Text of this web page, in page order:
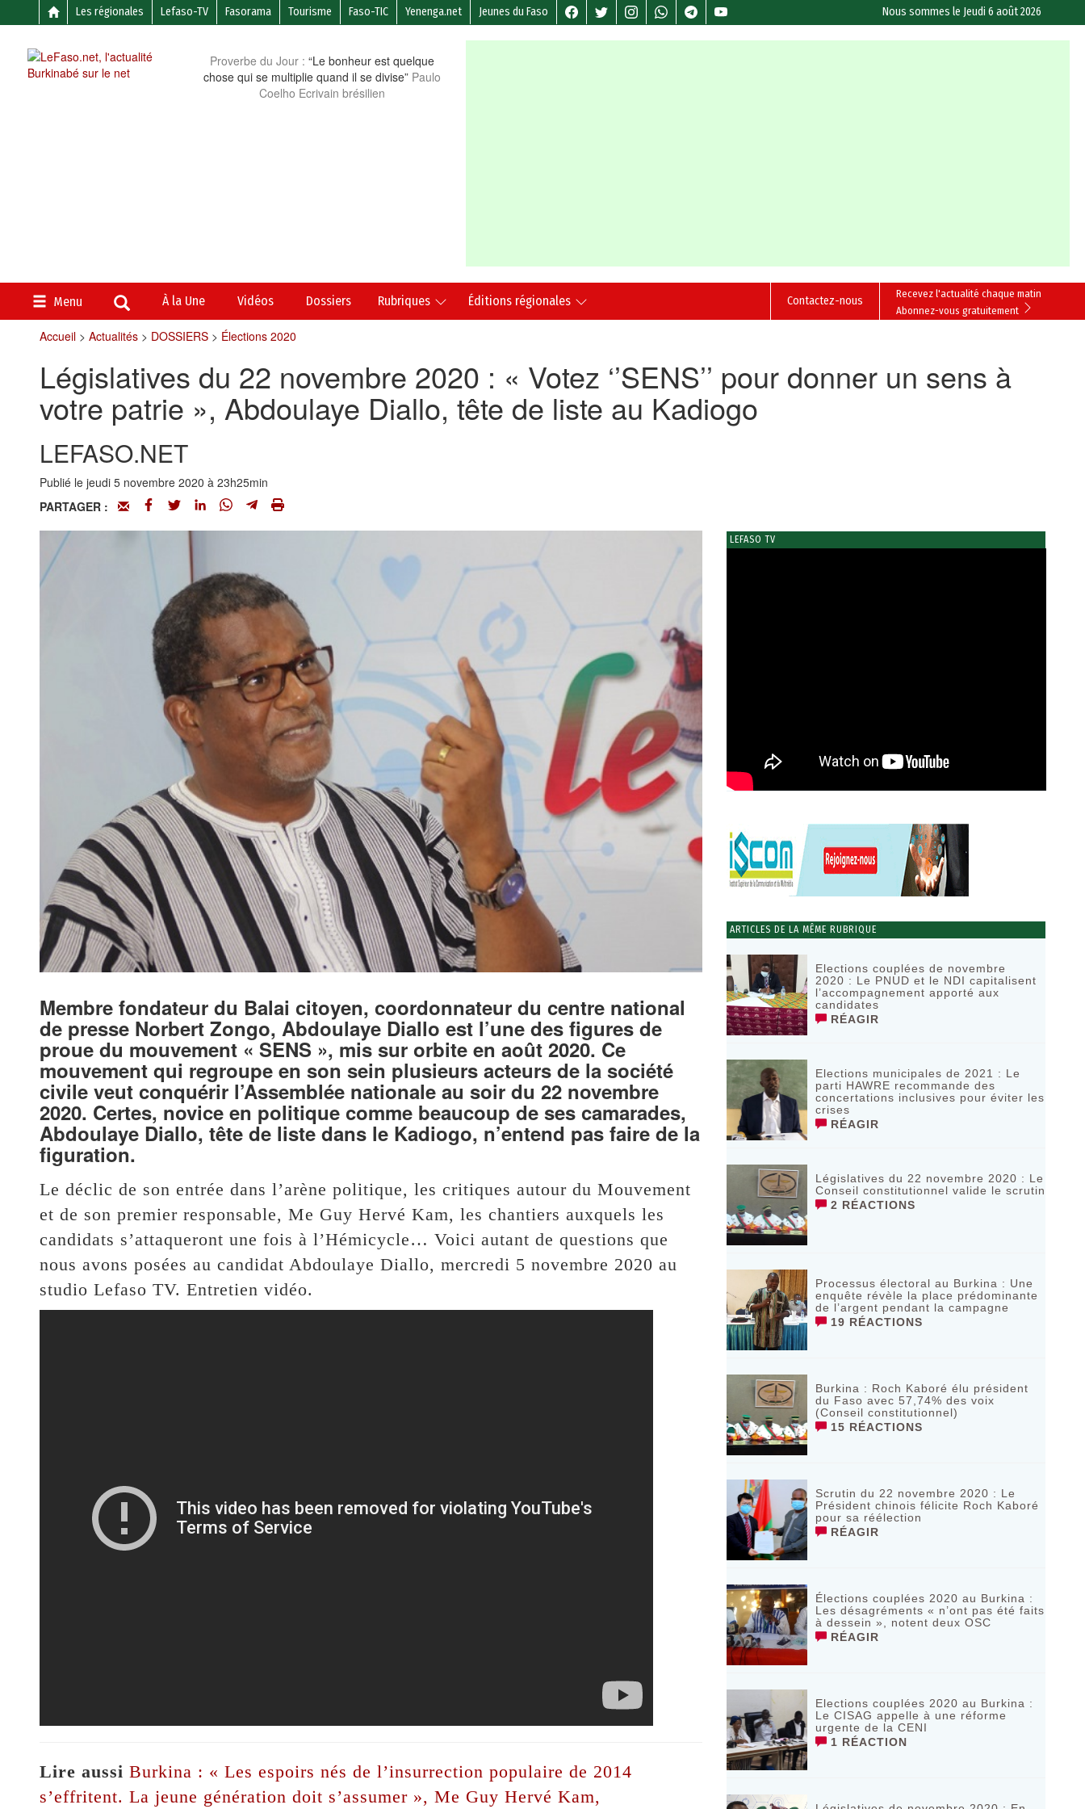
Les régionales Lefaso-TV Fasorama Tourisme Faso-TIC Yenenga.net Jeunes du Faso Nous sommes le Jeudi 6 août 2026
Proverbe du Jour : “Le bonheur est quelque
chose qui se multiplie quand il se divise” Paulo
Coelho Ecrivain brésilien
Menu À la Une Vidéos Dossiers Rubriques Éditions régionales
Recevez l'actualité chaque matin
Abonnez-vous gratuitement
Contactez-nous
Accueil> Actualités> DOSSIERS> Élections 2020
Législatives du 22 novembre 2020 : « Votez ‘’SENS’’ pour donner un sens à
votre patrie », Abdoulaye Diallo, tête de liste au Kadiogo
LEFASO.NET
Publié le jeudi 5 novembre 2020 à 23h25min
PARTAGER :
Membre fondateur du Balai citoyen, coordonnateur du centre national
de presse Norbert Zongo, Abdoulaye Diallo est l’une des figures de
proue du mouvement « SENS », mis sur orbite en août 2020. Ce
mouvement qui regroupe en son sein plusieurs acteurs de la société
civile veut conquérir l’Assemblée nationale au soir du 22 novembre
2020. Certes, novice en politique comme beaucoup de ses camarades,
Abdoulaye Diallo, tête de liste dans le Kadiogo, n’entend pas faire de la
figuration.
Le déclic de son entrée dans l’arène politique, les critiques autour du Mouvement
et de son premier responsable, Me Guy Hervé Kam, les chantiers auxquels les
candidats s’attaqueront une fois à l’Hémicycle… Voici autant de questions que
nous avons posées au candidat Abdoulaye Diallo, mercredi 5 novembre 2020 au
studio Lefaso TV. Entretien vidéo.
Lire aussi Burkina : « Les espoirs nés de l’insurrection populaire de 2014
s’effritent. La jeune génération doit s’assumer », Me Guy Hervé Kam,
LEFASO TV
ARTICLES DE LA MÊME RUBRIQUE
Elections couplées de novembre
2020 : Le PNUD et le NDI capitalisent
l’accompagnement apporté aux
candidates
RÉAGIR
Elections municipales de 2021 : Le
parti HAWRE recommande des
concertations inclusives pour éviter les
crises
RÉAGIR
Législatives du 22 novembre 2020 : Le
Conseil constitutionnel valide le scrutin
2 RÉACTIONS
Processus électoral au Burkina : Une
enquête révèle la place prédominante
de l’argent pendant la campagne
19 RÉACTIONS
Burkina : Roch Kaboré élu président
du Faso avec 57,74% des voix
(Conseil constitutionnel)
15 RÉACTIONS
Scrutin du 22 novembre 2020 : Le
Président chinois félicite Roch Kaboré
pour sa réélection
RÉAGIR
Élections couplées 2020 au Burkina :
Les désagréments « n’ont pas été faits
à dessein », notent deux OSC
RÉAGIR
Elections couplées 2020 au Burkina :
Le CISAG appelle à une réforme
urgente de la CENI
1 RÉACTION